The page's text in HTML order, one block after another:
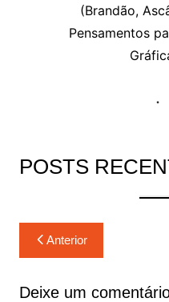
(Brandão,
Pensamentos
POSTS
Navegação
de
Post
Anterior
Deixe um